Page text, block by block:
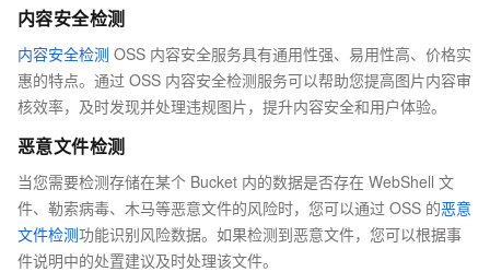
内容安全检测
内容安全检测 OSS 内容安全服务具有通用性强、易用性高、价格实
惠的特点。通过 OSS 内容安全检测服务可以帮助您提高图片内容审
核效率，及时发现并处理违规图片，提升内容安全和用户体验。
恶意文件检测
当您需要检测存储在某个 Bucket 内的数据是否存在 WebShell 文
件、勒索病毒、木马等恶意文件的风险时，您可以通过 OSS 的恶意
文件检测功能识别风险数据。如果检测到恶意文件，您可以根据事
件说明中的处置建议及时处理该文件。